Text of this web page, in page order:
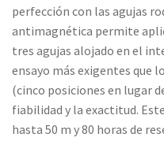
perfección con las agujas
antimagnética permite
tres agujas alojado en el
ensayo más exigentes que
(cinco posiciones en lugar
fiabilidad y la exactitud.
hasta 50 m y 80 horas de